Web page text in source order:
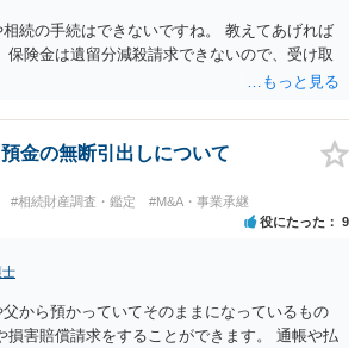
が有効な手段が増える傾向にありますので、早
ことを御検討頂くと良いかと思います。
続の手続はできないですね。 教えてあげれば
保険金は遺留分減殺請求できないので、受け取
金の無断引出しについて
#相続財産調査・鑑定 #M&A・事業承継
役にたった 9
士
から預かっていてそのままになっているもの
損害賠償請求をすることができます。 通帳や払